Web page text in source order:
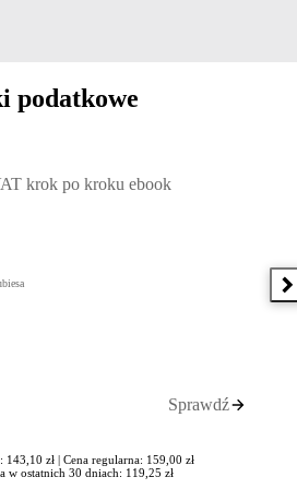
podatkowe
po kroku ebook, Patrycja Kubiesa -
krok po kroku ebook
Sprawdź
143,10 zł | Cena regularna: 159,00 zł
w ostatnich 30 dniach: 119,25 zł